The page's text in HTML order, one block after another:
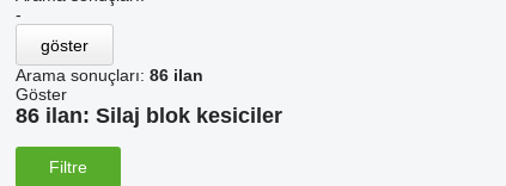
-
göster
Arama sonuçları: 86 ilan
Göster
86 ilan: Silaj blok kesiciler
Filtre